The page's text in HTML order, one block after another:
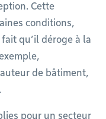
Cette
conditions,
qu’il déroge à la
de bâtiment,
pour un secteur